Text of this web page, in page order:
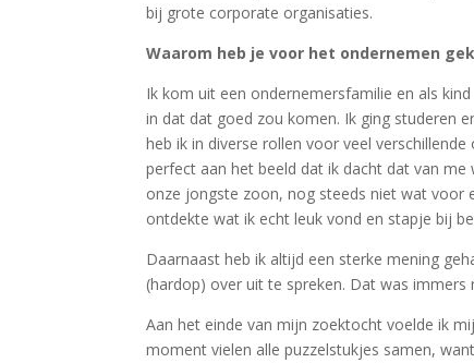
bij grote corporate organisaties.
Waarom heb je voor het ondernemen
Ik kom uit een ondernemersfamilie en als
in dat dat goed zou komen. Ik ging studeren
heb ik in diverse rollen voor veel
perfect aan het beeld dat ik dacht dat van
onze jongste zoon, nog steeds niet wat voor
ontdekte wat ik echt leuk vond en stapje bij
Daarnaast heb ik altijd een sterke mening
(hardop) over uit te spreken. Dat was immers
Aan het einde van mijn zoektocht voelde ik
moment vielen alle puzzelstukjes samen,